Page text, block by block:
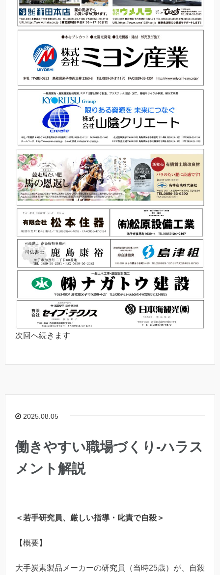
次回へ続きます
2025.08.05
働きやすい職場づくり-ハラス
メント解説
＜若手研究員、厳しい指導・叱責で自殺＞
【概要】
大手炭素製品メーカーの研究員（当時25歳）が、自殺